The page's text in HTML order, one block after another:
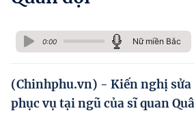
Chính sách và cuộc sống
Phát triển kinh tế tư nhân và
0:00 Nữ miền Bắc
(Chinhphu.vn) - Kiến nghị
phục vụ tại ngũ của sĩ quan